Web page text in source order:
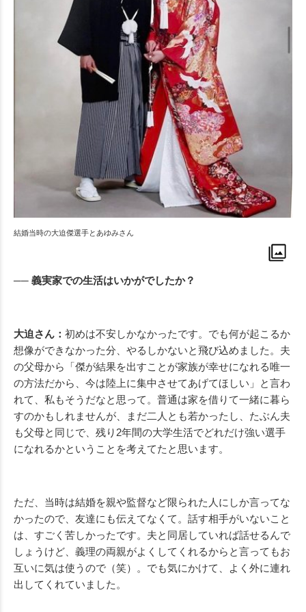
結婚当時の大迫傑選手とあゆみさん
── 義実家での生活はいかがでしたか？
大迫さん： 初めは不安しかなかったです。でも何が起こるか
想像ができなかった分、やるしかないと飛び込めました。夫
の父母から「傑が結果を出すことが家族が幸せになれる唯一
の方法だから、今は陸上に集中させてあげてほしい」と言わ
れて、私もそうだなと思って。普通は家を借りて一緒に暮ら
すのかもしれませんが、まだ二人とも若かったし、たぶん夫
も父母と同じで、残り2年間の大学生活でどれだけ強い選手
になれるかということを考えてたと思います。
ただ、当時は結婚を親や監督など限られた人にしか言ってな
かったので、友達にも伝えてなくて。話す相手がいないこと
は、すごく苦しかったです。夫と同居していれば話せるんで
しょうけど、義理の両親がよくしてくれるからと言ってもお
互いに気は使うので（笑）。でも気にかけて、よく外に連れ
出してくれていました。